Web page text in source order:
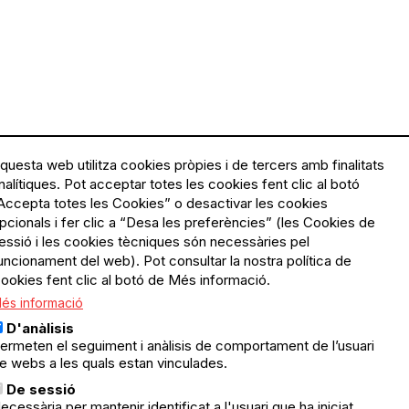
Menú
Legal
Política de privacitat
Avís legal
Política de cookies
organitzadors.
web utilitza cookies pròpies i de tercers amb finalitats
Pot acceptar totes les cookies fent clic al botó
totes les Cookies” o desactivar les cookies
i fer clic a “Desa les preferències” (les Cookies de
i les cookies tècniques són necessàries pel
del web). Pot consultar la nostra política de
fent clic al botó de Més informació.
informació
D'anàlisis
el seguiment i anàlisis de comportament de l’usuari
webs a les quals estan vinculades.
De sessió